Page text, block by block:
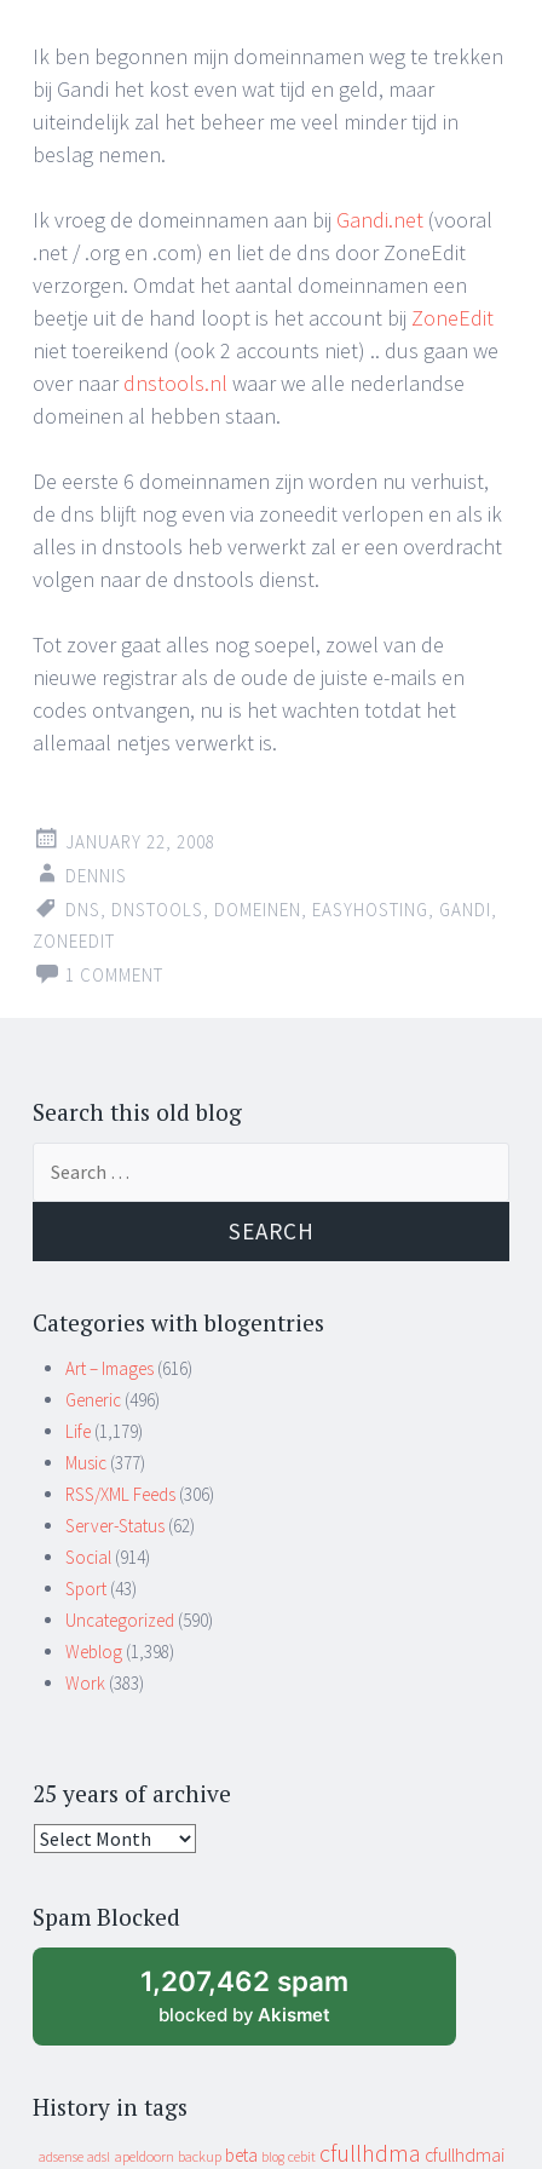
Ik ben begonnen mijn domeinnamen weg te trekken
bij Gandi het kost even wat tijd en geld, maar
uiteindelijk zal het beheer me veel minder tijd in
beslag nemen.
Ik vroeg de domeinnamen aan bij Gandi.net (vooral
.net / .org en .com) en liet de dns door ZoneEdit
verzorgen. Omdat het aantal domeinnamen een
beetje uit de hand loopt is het account bij ZoneEdit
niet toereikend (ook 2 accounts niet) .. dus gaan we
over naardnstools.nl waar we alle nederlandse
domeinen al hebben staan.
De eerste 6 domeinnamen zijn worden nu verhuist,
de dns blijft nog even via zoneedit verlopen en als ik
alles in dnstools heb verwerkt zal er een overdracht
volgen naar de dnstools dienst.
Tot zover gaat alles nog soepel, zowel van de
nieuwe registrar als de oude de juiste e-mails en
codes ontvangen, nu is het wachten totdat het
allemaal netjes verwerkt is.
JANUARY 22, 2008
DENNIS
DNS
DNSTOOLS DOMEINEN EASYHOSTING GANDI
ZONEEDIT
1 COMMENT
Search this old blog
Categories with blogentries
Art – Images (616)
Generic (496)
Life (1,179)
Music (377)
RSS/XML Feeds (306)
Server-Status (62)
Social (914)
Sport (43)
Uncategorized (590)
Weblog (1,398)
Work (383)
25 years of archive
25
archive
Spam Blocked
1,207,462 spam
blocked by Akismet
History in tags
adsense adsl apeldoorn backup beta blog cebit cfullhdma cfullhdmai